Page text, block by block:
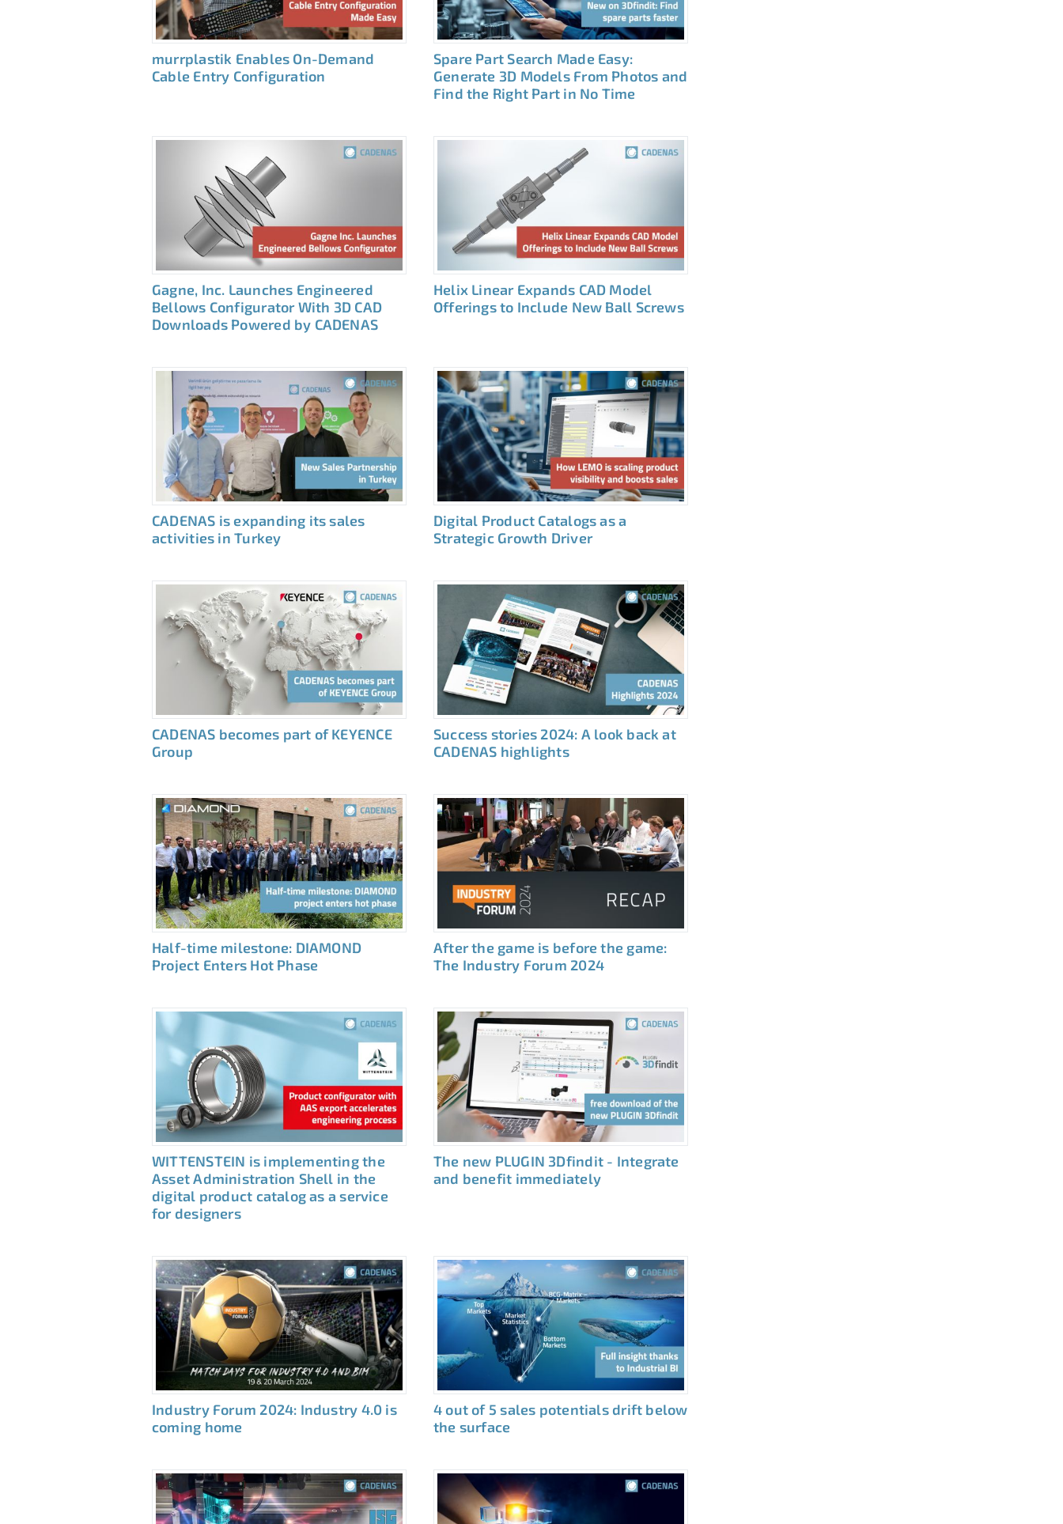
murrplastik Enables On-Demand
Cable Entry Configuration
Spare Part Search Made Easy:
Generate 3D Models From Photos and
Find the Right Part in No Time
Gagne, Inc. Launches Engineered
Bellows Configurator With 3D CAD
Downloads Powered by CADENAS
Helix Linear Expands CAD Model
Offerings to Include New Ball Screws
CADENAS is expanding its sales
activities in Turkey
Digital Product Catalogs as a
Strategic Growth Driver
CADENAS becomes part of KEYENCE
Group
Success stories 2024: A look back at
CADENAS highlights
Half-time milestone: DIAMOND
Project Enters Hot Phase
After the game is before the game:
The Industry Forum 2024
WITTENSTEIN is implementing the
Asset Administration Shell in the
digital product catalog as a service
for designers
The new PLUGIN 3Dfindit - Integrate
and benefit immediately
Industry Forum 2024: Industry 4.0 is
coming home
4 out of 5 sales potentials drift below
the surface